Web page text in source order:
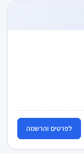
לפרטים והרשמה